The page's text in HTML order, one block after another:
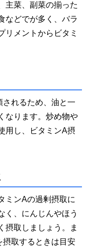
主菜、副菜の揃った
などでが多く、バラ
リメントからビタミ
されるため、油と一
なります。炒め物や
用し、ビタミンA摂
ミンAの過剰摂取に
く、にんじんやほう
摂取しましょう。ま
摂取するときは目安